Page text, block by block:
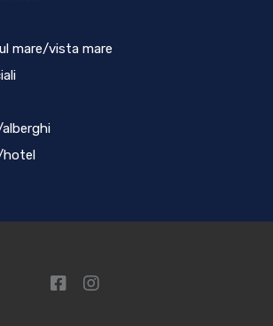
mare/vista mare
hotel